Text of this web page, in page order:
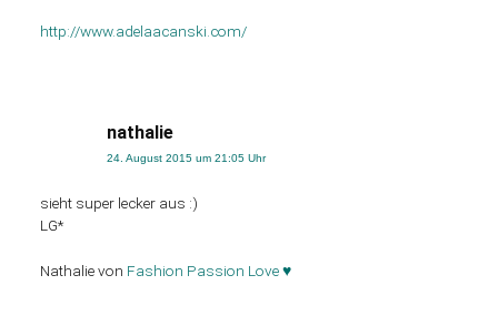
http://www.adelaacanski.com/
nathalie
24. August 2015 um 21:05 Uhr
sieht super lecker aus :)
LG*
Nathalie von Fashion Passion Love ♥